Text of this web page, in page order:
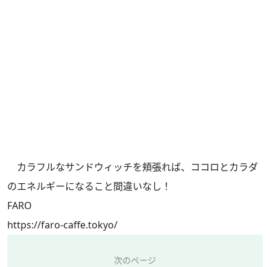
カラフルなサンドウィッチを頬張れば、ココロとカラダ
のエネルギーになること間違いなし！
FARO
https://faro-caffe.tokyo/
次のページ